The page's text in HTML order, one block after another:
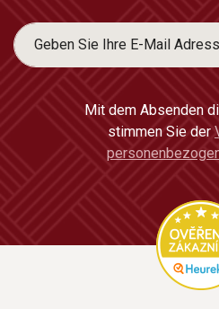
Mit dem Absenden
stimmen Sie der